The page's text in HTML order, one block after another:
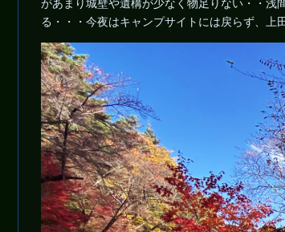
があまり城壁や遺構が少なく物足りない・・浅
る・・・今夜はキャンプサイトには戻らず、